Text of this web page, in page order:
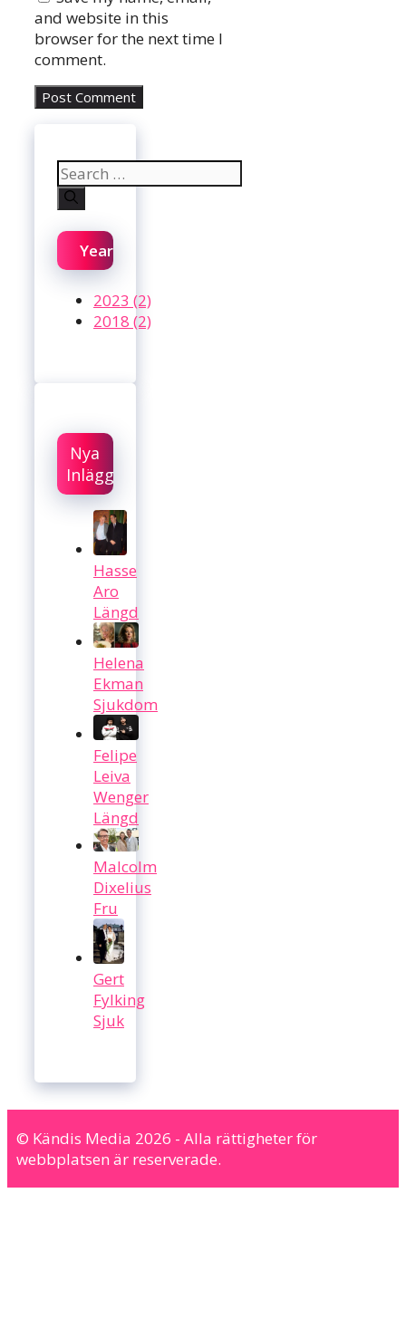
and website in this
browser for the next time I
comment.
Search
for:
Year
2023 (2)
2018 (2)
Nya
Inlägg
Hasse
Aro
Längd
Helena
Ekman
Sjukdom
Felipe
Leiva
Wenger
Längd
Malcolm
Dixelius
Fru
Gert
Fylking
Sjuk
© Kändis Media 2026 - Alla rättigheter för
webbplatsen är reserverade.